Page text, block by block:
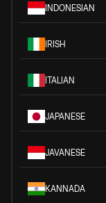
INDONESIAN
IRISH
ITALIAN
JAPANESE
JAVANESE
KANNADA